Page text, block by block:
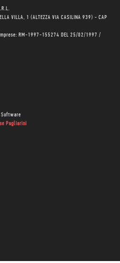
VILLA, 1 (ALTEZZA VIA CASILINA 939) - CAP
RM-1997-155274 DEL 25/02/1997 /
Software
Pagliarini